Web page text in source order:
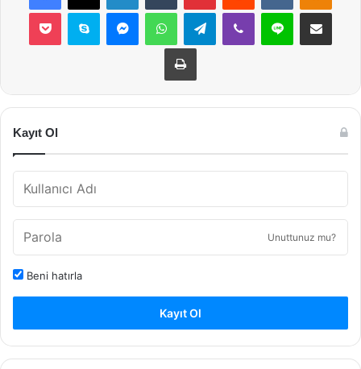
Pocket Skype MessengerWhatsAppTelegramViber Line E-Posta ile
Yazdır
Kayıt Ol
Unuttunuz mu?
Beni hatırla
Kayıt Ol